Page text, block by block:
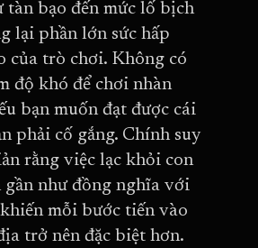
tàn bạo đến mức lố bịch
lại phần lớn sức hấp
của trò chơi. Không có
độ khó để chơi nhàn
bạn muốn đạt được cái
phải cố gắng. Chính suy
rằng việc lạc khỏi con
gần như đồng nghĩa với
mỗi bước tiến vào
trở nên đặc biệt hơn.